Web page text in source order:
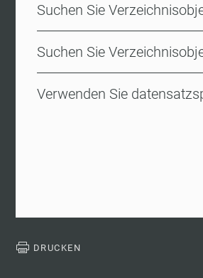
Suchen Sie
Suchen Sie
Verwenden Sie
DRUCKEN